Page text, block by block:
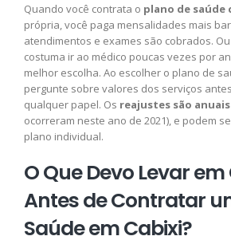
Quando você contrata o plano de saúde
própria, você paga mensalidades mais
atendimentos e exames são cobrados.
costuma ir ao médico poucas vezes por
melhor escolha. Ao escolher o plano de
pergunte sobre valores dos serviços
qualquer papel. Os reajustes são anuais
ocorreram neste ano de 2021), e podem
plano individual.
O Que Devo Levar
Antes de Contratar
Saúde em Cabixi?